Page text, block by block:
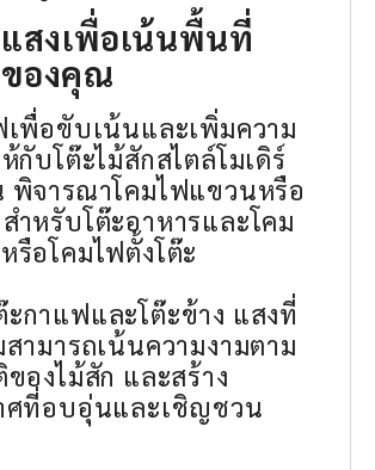
สงเพื่อเน้นพื้นที่
องคุณ
เพื่อขับเน้นและเพิ่มความ
กับโต๊ะไม้สักสไตล์โมเดิร์
พิจารณาโคมไฟแขวนหรือ
ำหรับโต๊ะอาหารและโคม
รือโคมไฟตั้งโต๊ะ
ะกาแฟและโต๊ะข้าง แสงที่
สามารถเน้นความงามตาม
องไม้สัก และสร้าง
ศที่อบอุ่นและเชิญชวน